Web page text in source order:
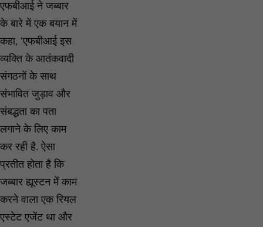
एफबीआई ने जब्बार
के बारे में एक बयान में
कहा, ‘एफबीआई इस
व्यक्ति के आतंकवादी
संगठनों के साथ
संभावित जुड़ाव और
संबद्धता का पता
लगाने के लिए काम
कर रही है. ऐसा
प्रतीत होता है कि
जब्बार ह्यूस्टन में काम
करने वाला एक रियल
एस्टेट एजेंट था और